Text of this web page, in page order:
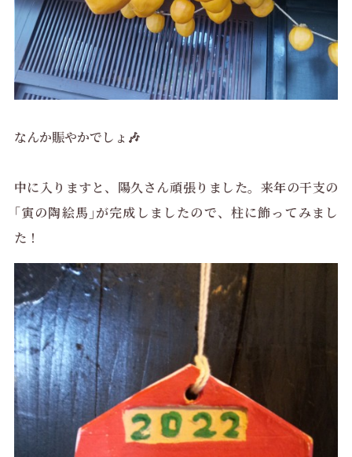
なんか賑やかでしょ🎶
中に入りますと、陽久さん頑張りました。来年の干支の
｢寅の陶絵馬｣が完成しましたので、柱に飾ってみまし
た！